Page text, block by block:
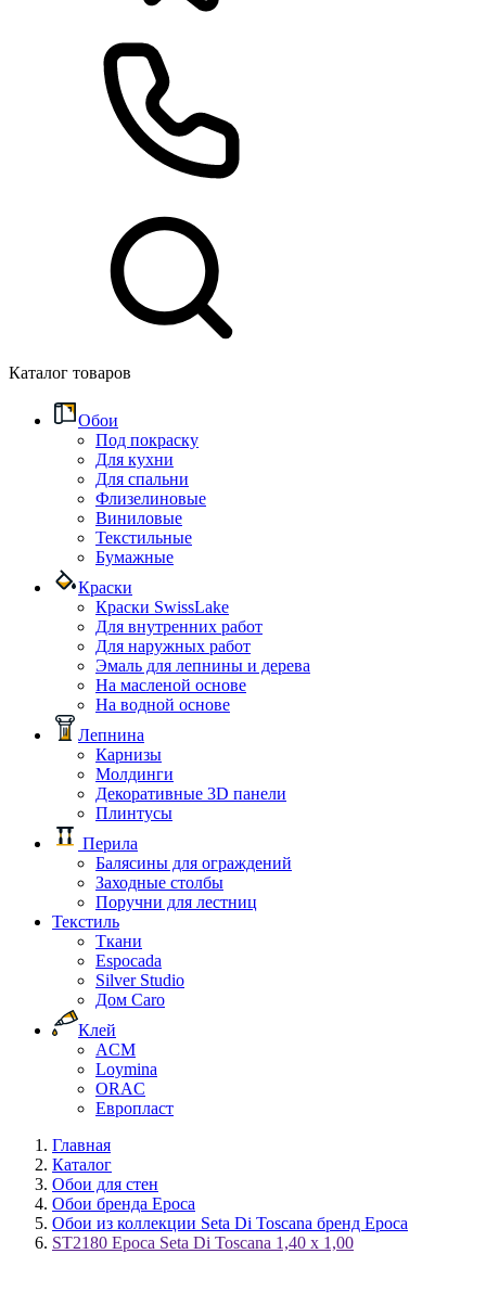
Каталог товаров
Обои
Под покраску
Для кухни
Для спальни
Флизелиновые
Виниловые
Текстильные
Бумажные
Краски
Краски SwissLake
Для внутренних работ
Для наружных работ
Эмаль для лепнины и дерева
На масленой основе
На водной основе
Лепнина
Карнизы
Молдинги
Декоративные 3D панели
Плинтусы
Перила
Балясины для ограждений
Заходные столбы
Поручни для лестниц
Текстиль
Ткани
Espocada
Silver Studio
Дом Caro
Клей
ACM
Loymina
ORAC
Европласт
Главная
Каталог
Обои для стен
Обои бренда Epoca
Обои из коллекции Seta Di Toscana бренд Epoca
ST2180 Epoca Seta Di Toscana 1,40 х 1,00